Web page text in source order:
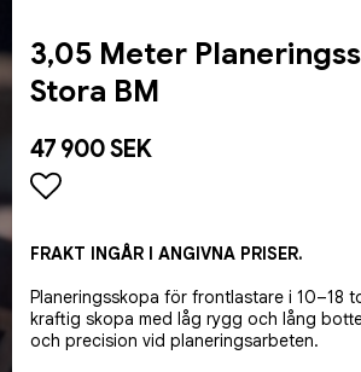
3,05 Meter
Stora BM
47 900 SEK
FRAKT INGÅR I ANGIVNA PRISER.
Planeringsskopa för frontlastare i 10–18
kraftig skopa med låg rygg och lång
och precision vid planeringsarbeten.